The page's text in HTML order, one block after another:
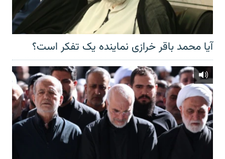
آیا محمد باقر خرازی نماینده یک تفکر است؟